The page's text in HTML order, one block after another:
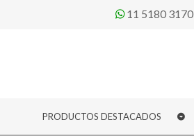
11 5180 3170
PRODUCTOS DESTACADOS